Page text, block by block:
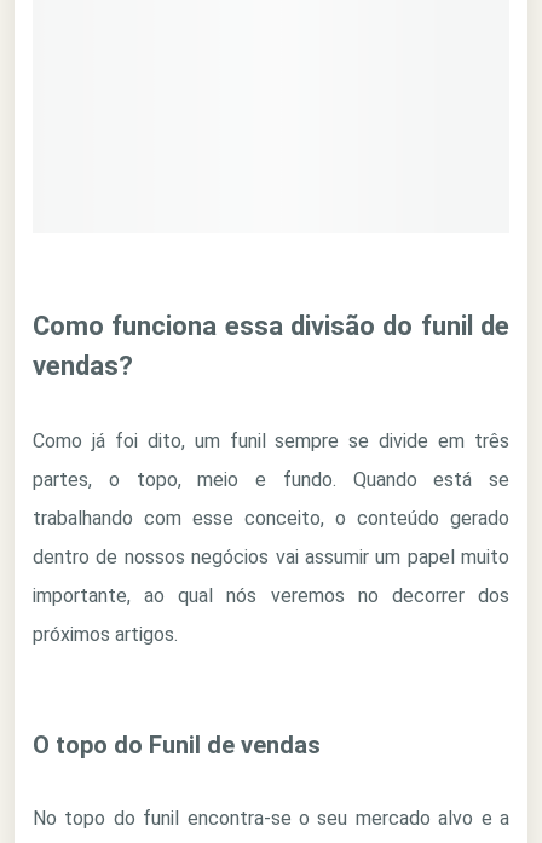
Como funciona essa divisão do funil de
vendas?
Como já foi dito, um funil sempre se divide em três
partes, o topo, meio e fundo. Quando está se
trabalhando com esse conceito, o conteúdo gerado
dentro de nossos negócios vai assumir um papel muito
importante, ao qual nós veremos no decorrer dos
próximos artigos.
O topo do Funil de vendas
No topo do funil encontra-se o seu mercado alvo e a